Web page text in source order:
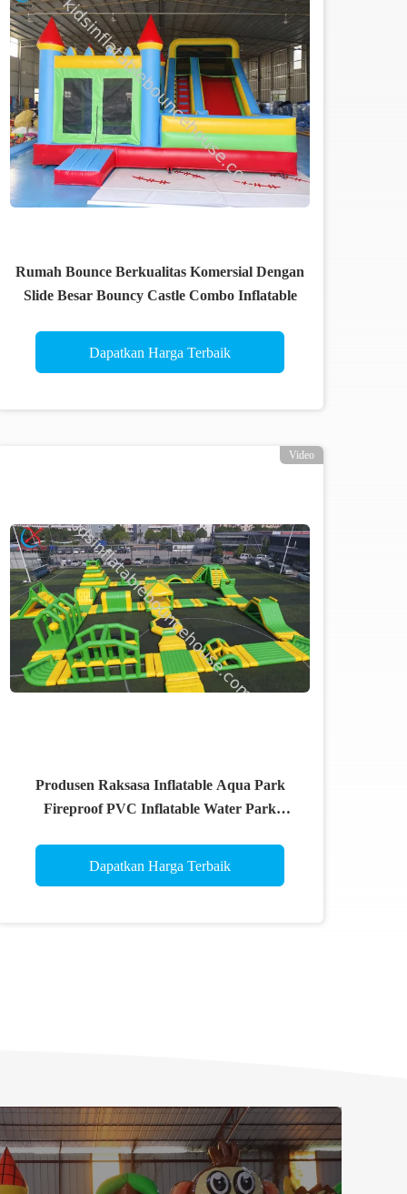
Rumah Bounce Berkualitas Komersial Dengan
Slide Besar Bouncy Castle Combo Inflatable
Dapatkan Harga Terbaik
Video
Produsen Raksasa Inflatable Aqua Park
Fireproof PVC Inflatable Water Park
Dapatkan Harga Terbaik